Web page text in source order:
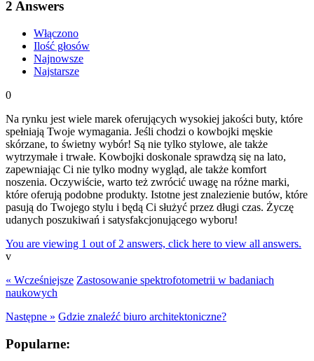
2 Answers
Włączono
Ilość głosów
Najnowsze
Najstarsze
0
Na rynku jest wiele marek oferujących wysokiej jakości buty, które
spełniają Twoje wymagania. Jeśli chodzi o kowbojki męskie
skórzane, to świetny wybór! Są nie tylko stylowe, ale także
wytrzymałe i trwałe. Kowbojki doskonale sprawdzą się na lato,
zapewniając Ci nie tylko modny wygląd, ale także komfort
noszenia. Oczywiście, warto też zwrócić uwagę na różne marki,
które oferują podobne produkty. Istotne jest znalezienie butów, które
pasują do Twojego stylu i będą Ci służyć przez długi czas. Życzę
udanych poszukiwań i satysfakcjonującego wyboru!
You are viewing 1 out of 2 answers, click here to view all answers.
v
« Wcześniejsze Zastosowanie spektrofotometrii w badaniach
naukowych
Następne » Gdzie znaleźć biuro architektoniczne?
Popularne: